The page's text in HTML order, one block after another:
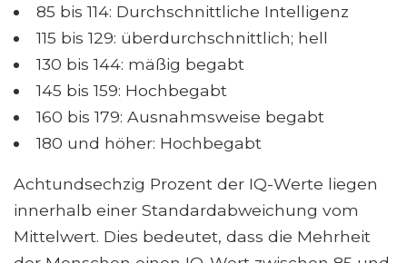
85 bis 114: Durchschnittliche Intelligenz
115 bis 129: überdurchschnittlich; hell
130 bis 144: mäßig begabt
145 bis 159: Hochbegabt
160 bis 179: Ausnahmsweise begabt
180 und höher: Hochbegabt
Achtundsechzig Prozent der IQ-Werte liegen
innerhalb einer Standardabweichung vom
Mittelwert. Dies bedeutet, dass die Mehrheit